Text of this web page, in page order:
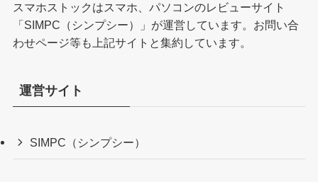
スマホストックはスマホ、パソコンのレビューサイト
「SIMPC（シンプシー）
」が運営しています。お問い合
わせページ等も上記サイトと集約しています。
運営サイト
SIMPC（シンプシー）